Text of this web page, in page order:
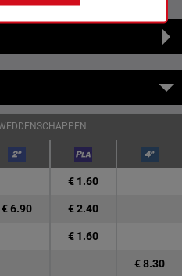
€ 1.60
€ 6.90 € 2.40
€ 1.60
€ 8.30